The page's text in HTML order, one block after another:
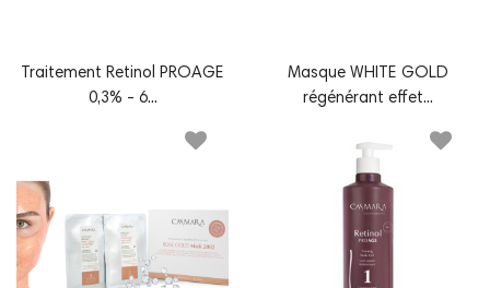
Traitement Retinol PROAGE
0,3% - 6...
Masque WHITE GOLD
régénérant effet...